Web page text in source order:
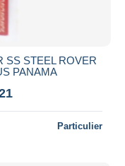
SS STEEL ROVER
PANAMA
Particulier